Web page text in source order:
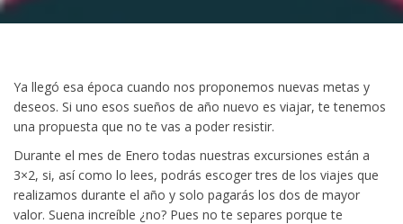
Ya llegó esa época cuando nos proponemos nuevas metas y
deseos. Si uno esos sueños de año nuevo es viajar, te tenemos
una propuesta que no te vas a poder resistir.
Durante el mes de Enero todas nuestras excursiones están a
3×2, si, así como lo lees, podrás escoger tres de los viajes que
realizamos durante el año y solo pagarás los dos de mayor
valor. Suena increíble ¿no? Pues no te separes porque te